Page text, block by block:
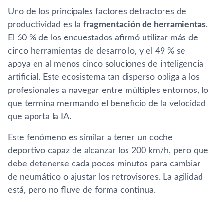
Uno de los principales factores detractores de
productividad es la fragmentación de herramientas.
El 60 % de los encuestados afirmó utilizar más de
cinco herramientas de desarrollo, y el 49 % se
apoya en al menos cinco soluciones de inteligencia
artificial. Este ecosistema tan disperso obliga a los
profesionales a navegar entre múltiples entornos, lo
que termina mermando el beneficio de la velocidad
que aporta la IA.
Este fenómeno es similar a tener un coche
deportivo capaz de alcanzar los 200 km/h, pero que
debe detenerse cada pocos minutos para cambiar
de neumático o ajustar los retrovisores. La agilidad
está, pero no fluye de forma continua.